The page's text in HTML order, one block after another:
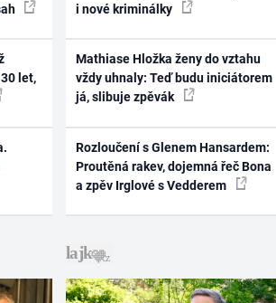
let,
i nové kriminálky
Mathiase Hložka ženy do vztahu
vždy uhnaly: Teď budu iniciátorem
já, slibuje zpěvák
Rozloučení s Glenem Hansardem:
Proutěná rakev, dojemná řeč Bona
a zpěv Irglové s Vedderem